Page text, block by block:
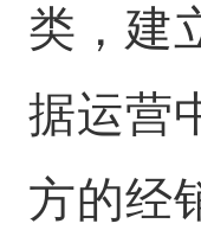
类，建
据运营
方的经